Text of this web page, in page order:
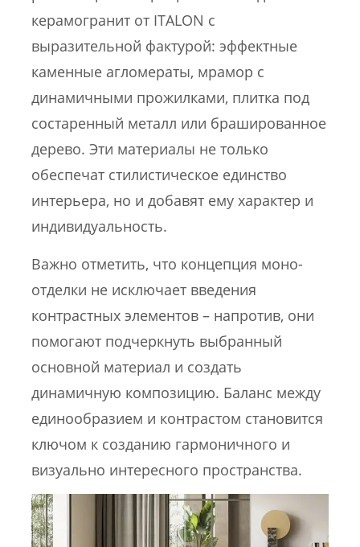
керамогранит от ITALON с
выразительной фактурой: эффектные
каменные агломераты, мрамор с
динамичными прожилками, плитка под
состаренный металл или брашированное
дерево. Эти материалы не только
обеспечат стилистическое единство
интерьера, но и добавят ему характер и
индивидуальность.
Важно отметить, что концепция моно-
отделки не исключает введения
контрастных элементов – напротив, они
помогают подчеркнуть выбранный
основной материал и создать
динамичную композицию. Баланс между
единообразием и контрастом становится
ключом к созданию гармоничного и
визуально интересного пространства.